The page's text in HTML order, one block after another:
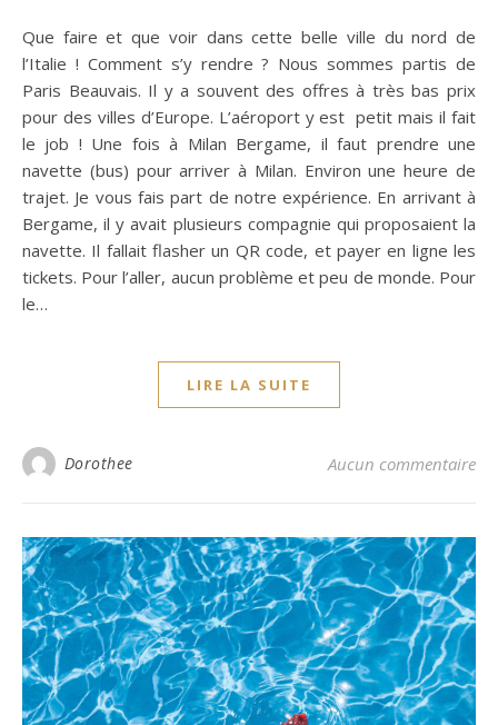
Que faire et que voir dans cette belle ville du nord de
l’Italie ! Comment s’y rendre ? Nous sommes partis de
Paris Beauvais. Il y a souvent des offres à très bas prix
pour des villes d’Europe. L’aéroport y est petit mais il fait
le job ! Une fois à Milan Bergame, il faut prendre une
navette (bus) pour arriver à Milan. Environ une heure de
trajet. Je vous fais part de notre expérience. En arrivant à
Bergame, il y avait plusieurs compagnie qui proposaient la
navette. Il fallait flasher un QR code, et payer en ligne les
tickets. Pour l’aller, aucun problème et peu de monde. Pour
le…
LIRE LA SUITE
Dorothee Aucun commentaire